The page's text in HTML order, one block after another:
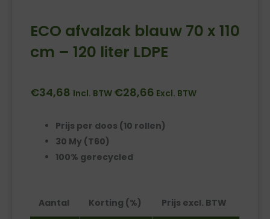
ECO afvalzak blauw 70 x 110
cm – 120 liter LDPE
€34,68 Incl. BTW €28,66 Excl. BTW
Prijs per doos (10 rollen)
30 My (T60)
100% gerecycled
Aantal Korting (%) Prijs excl. BTW
ECO